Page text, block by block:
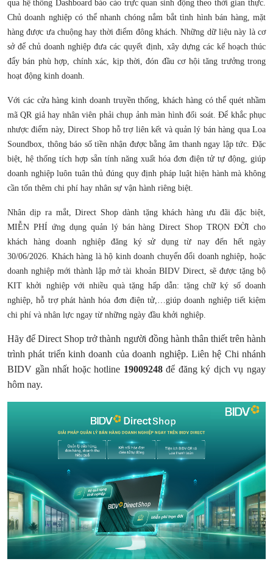
qua hệ thống Dashboard báo cáo trực quan sinh động theo thời gian thực.
Chủ doanh nghiệp có thể nhanh chóng nắm bắt tình hình bán hàng, mặt
hàng được ưa chuộng hay thời điểm đông khách. Những dữ liệu này là cơ
sở để chủ doanh nghiệp đưa các quyết định, xây dựng các kế hoạch thúc
đẩy bán phù hợp, chính xác, kịp thời, đón đầu cơ hội tăng trưởng trong
hoạt động kinh doanh.
Với các cửa hàng kinh doanh truyền thống, khách hàng có thể quét nhầm
mã QR giả hay nhân viên phải chụp ảnh màn hình đối soát. Để khắc phục
nhược điểm này, Direct Shop hỗ trợ liên kết và quản lý bán hàng qua Loa
Soundbox, thông báo số tiền nhận được bằng âm thanh ngay lập tức. Đặc
biệt, hệ thống tích hợp sẵn tính năng xuất hóa đơn điện tử tự động, giúp
doanh nghiệp luôn tuân thủ đúng quy định pháp luật hiện hành mà không
cần tốn thêm chi phí hay nhân sự vận hành riêng biệt.
Nhân dịp ra mắt, Direct Shop dành tặng khách hàng ưu đãi đặc biệt,
MIỄN PHÍ ứng dụng quản lý bán hàng Direct Shop TRỌN ĐỜI cho
khách hàng doanh nghiệp đăng ký sử dụng từ nay đến hết ngày
30/06/2026. Khách hàng là hộ kinh doanh chuyển đổi doanh nghiệp, hoặc
doanh nghiệp mới thành lập mở tài khoản BIDV Direct, sẽ được tặng bộ
KIT khởi nghiệp với nhiều quà tặng hấp dẫn: tặng chữ ký số doanh
nghiệp, hỗ trợ phát hành hóa đơn điện tử,…giúp doanh nghiệp tiết kiệm
chi phí và nhân lực ngay từ những ngày đầu khởi nghiệp.
Hãy để Direct Shop trở thành người đồng hành thân thiết trên hành
trình phát triển kinh doanh của doanh nghiệp. Liên hệ Chi nhánh
BIDV gần nhất hoặc hotline 19009248để đăng ký dịch vụ ngay
hôm nay.